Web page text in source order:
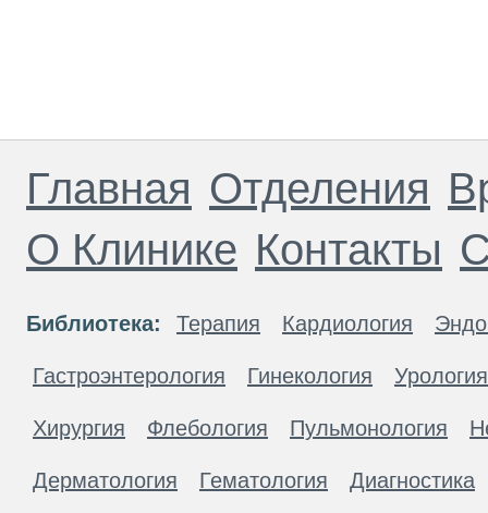
Главная Отделения
О Клинике Контакты
Библиотека: Терапия Кардиология
Гастроэнтерология Гинекология Урология
Хирургия Флебология Пульмонология
Дерматология Гематология Диагностика